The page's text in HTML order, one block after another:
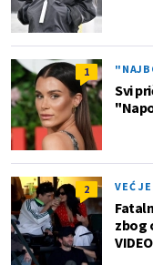
1
Svi
2 VEĆ
zbog
VIDEO